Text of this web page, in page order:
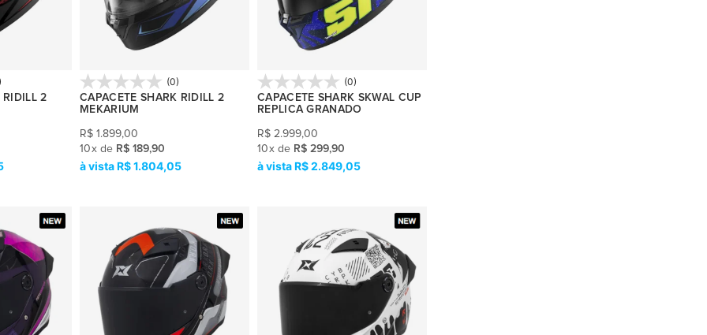
RIDILL 2
(0)
CAPACETE SHARK RIDILL 2
MEKARIUM
R$ 1.899,00
10x de R$ 189,90
R$ 1.804,05
(0)
CAPACETE SHARK SKWAL CUP
REPLICA GRANADO
R$ 2.999,00
10x de R$ 299,90
R$ 2.849,05